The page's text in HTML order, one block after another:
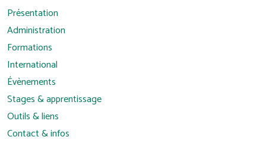
Présentation
Administration
Formations
International
Évènements
Stages & apprentissage
Outils & liens
Contact & infos